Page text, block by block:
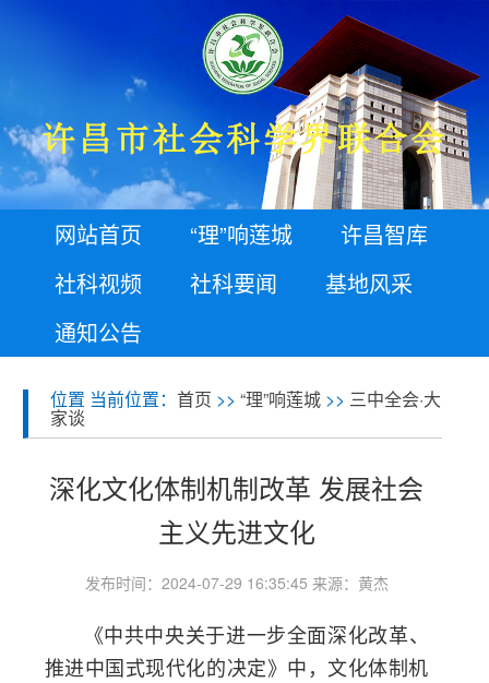
网站首页 “理”响莲城
许昌智库
社科视频
社科要闻
基地风采
通知公告
位置 当前位置： 首页 >> “理”响莲城>> 三中全会·大
家谈
深化文化体制机制改革 发展社会
主义先进文化
发布时间：2024-07-29 16:35:45 来源：黄杰
《中共中央关于进一步全面深化改革、
推进中国式现代化的决定》中，文化体制机